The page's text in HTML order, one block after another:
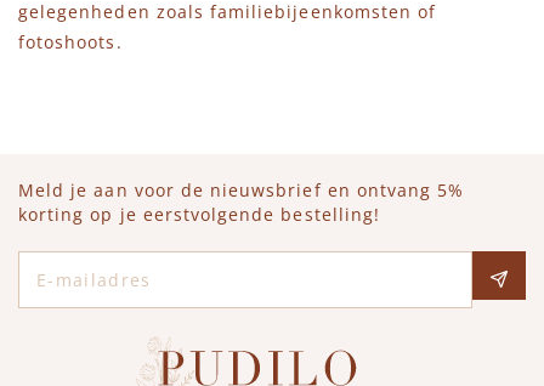
gelegenheden zoals familiebijeenkomsten of
fotoshoots.
Meld je aan voor de nieuwsbrief en ontvang 5%
korting op je eerstvolgende bestelling!